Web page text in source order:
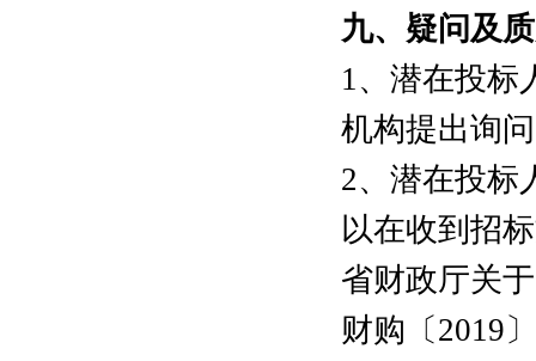
九、疑问及
1、潜在投标
机构提出询
2、潜在投标
以在收到招
省财政厅关
财购〔2019